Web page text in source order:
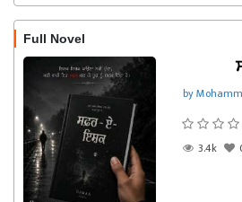
Full Novel
by
3.4k